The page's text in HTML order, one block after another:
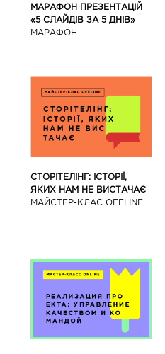
МАРАФОН ПРЕЗЕНТАЦІЙ
«5 СЛАЙДІВ ЗА 5 ДНІВ»
МАРАФОН
СТОРІТЕЛІНГ: ІСТОРІЇ,
ЯКИХ НАМ НЕ ВИСТАЧАЄ
МАЙСТЕР-КЛАС OFFLINE